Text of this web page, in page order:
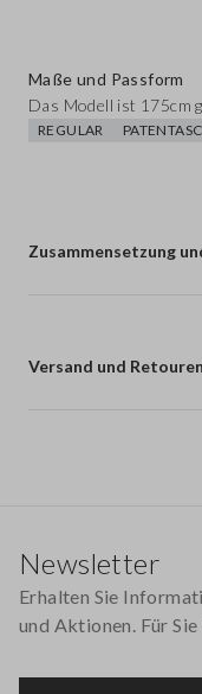
Maße und Passform
Das Modell ist 175cm
REGULAR
Zusammensetzung
Versand und Retouren
Newsletter
Erhalten Sie
und Aktionen. Für